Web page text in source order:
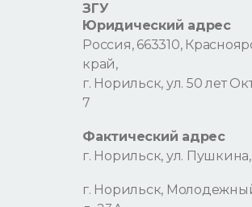
ЗГУ
Юридический адрес
Россия, 663310,
край,
г. Норильск, ул. 50 лет
7
Фактический адрес
г. Норильск, ул.
г. Норильск,